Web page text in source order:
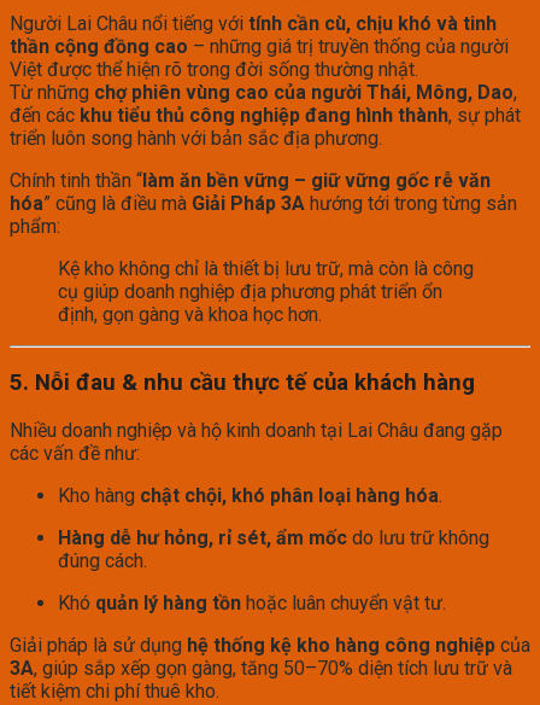
Người Lai Châu nổi tiếng với tính cần cù, chịu khó và tinh
thần cộng đồng cao – những giá trị truyền thống của người
Việt được thể hiện rõ trong đời sống thường nhật.
Từ những chợ phiên vùng cao của người Thái, Mông, Dao,
đến các khu tiểu thủ công nghiệp đang hình thành, sự phát
triển luôn song hành với bản sắc địa phương.
Chính tinh thần “làm ăn bền vững – giữ vững gốc rễ văn
hóa” cũng là điều mà Giải Pháp 3A hướng tới trong từng sản
phẩm:
Kệ kho không chỉ là thiết bị lưu trữ, mà còn là công
cụ giúp doanh nghiệp địa phương phát triển ổn
định, gọn gàng và khoa học hơn.
5. Nỗi đau & nhu cầu thực tế của khách hàng
Nhiều doanh nghiệp và hộ kinh doanh tại Lai Châu đang gặp
các vấn đề như:
Kho hàng chật chội, khó phân loại hàng hóa.
Hàng dễ hư hỏng, rỉ sét, ẩm mốc do lưu trữ không
đúng cách.
Khó quản lý hàng tồn hoặc luân chuyển vật tư.
Giải pháp là sử dụng hệ thống kệ kho hàng công nghiệp của
3A, giúp sắp xếp gọn gàng, tăng 50–70% diện tích lưu trữ và
tiết kiệm chi phí thuê kho.